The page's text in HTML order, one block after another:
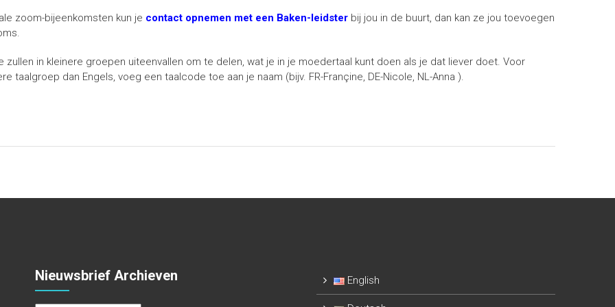
zoom-bijeenkomsten kun je contact opnemen met een Baken-leidster bij jou in de buurt, dan kan ze jou toevoegen
zullen in kleinere groepen uiteenvallen om te delen, wat je in je moedertaal kunt doen als je dat liever doet. Voor
taalgroep dan Engels, voeg een taalcode toe aan je naam (bijv. FR-Françine, DE-Nicole, NL-Anna ).
Nieuwsbrief Archieven English